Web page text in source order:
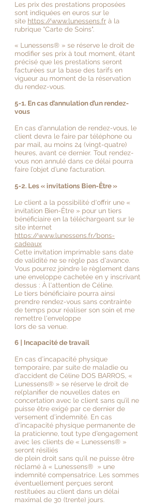
Les prix des prestations proposées
sont indiquées en euros sur le
site https://www.lunessens.fr à la
rubrique "Carte de Soins".
« Lunessens® » se réserve le droit de
modifier ses prix à tout moment, étant
précisé que les prestations seront
facturées sur la base des tarifs en
vigueur au moment de la réservation
du rendez-vous.
5-1. En cas d’annulation d’un rendez-
vous
En cas d’annulation de rendez-vous, le
client devra le faire par téléphone ou
par mail, au moins 24 (vingt-quatre)
heures, avant ce dernier. Tout rendez-
vous non annulé dans ce délai pourra
faire l’objet d’une facturation.
5-2. Les « invitations Bien-Être »
Le client a la possibilité d'offrir une «
invitation Bien-Être » pour un tiers
bénéficiaire en la téléchargeant sur le
site internet
https://www.lunessens.fr/bons-
cadeaux
Cette invitation imprimable sans date
de validité ne se règle pas d'avance.
Vous pourrez joindre le règlement dans
une enveloppe cachetée en y inscrivant
dessus : À l'attention de Céline.
Le tiers bénéficiaire pourra ainsi
prendre rendez-vous sans contrainte
de temps pour réaliser son soin et me
remettre l'enveloppe
lors de sa venue.
6 | Incapacité de travail
En cas d’incapacité physique
temporaire, par suite de maladie ou
d’accident de Céline DOS BARROS, «
Lunessens® » se réserve le droit de
re(planifier de nouvelles dates en
concertation avec le client sans qu’il ne
puisse être exigé par ce dernier de
versement d’indemnité. En cas
d’incapacité physique permanente de
la praticienne, tout type d’engagement
avec les clients de « Lunessens® »
seront résiliés
de plein droit sans qu’il ne puisse être
réclamé à « Lunessens®
» une
indemnité compensatrice. Les sommes
éventuellement perçues seront
restituées au client dans un délai
maximal de 30 (trente) jours.